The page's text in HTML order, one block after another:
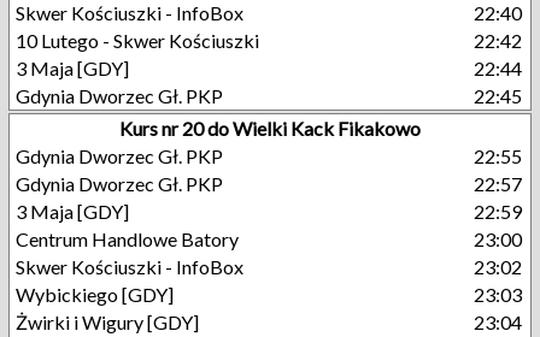
Skwer Kościuszki - InfoBox
22:40
10 Lutego - Skwer Kościuszki
22:42
3 Maja [GDY]
22:44
Gdynia Dworzec Gł. PKP
22:45
Kurs nr 20 do Wielki Kack Fikakowo
Gdynia Dworzec Gł. PKP
22:55
Gdynia Dworzec Gł. PKP
22:57
3 Maja [GDY]
22:59
Centrum Handlowe Batory
23:00
Skwer Kościuszki - InfoBox
23:02
Wybickiego [GDY]
23:03
Żwirki i Wigury [GDY]
23:04